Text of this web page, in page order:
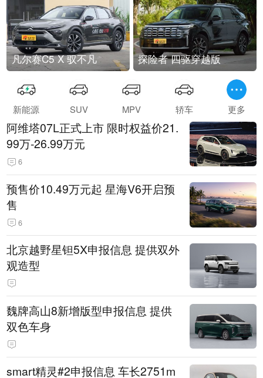
凡尔赛C5 X 驭不凡 探险者 四驱穿越版
新能源 SUV MPV 轿车 更多
阿维塔07L正式上市 限时权益价21.
99万-26.99万元
6
预售价10.49万元起 星海V6开启预
售
6
北京越野星钽5X申报信息 提供双外
观造型
魏牌高山8新增版型申报信息 提供
双色车身
smart精灵#2申报信息 车长2751m